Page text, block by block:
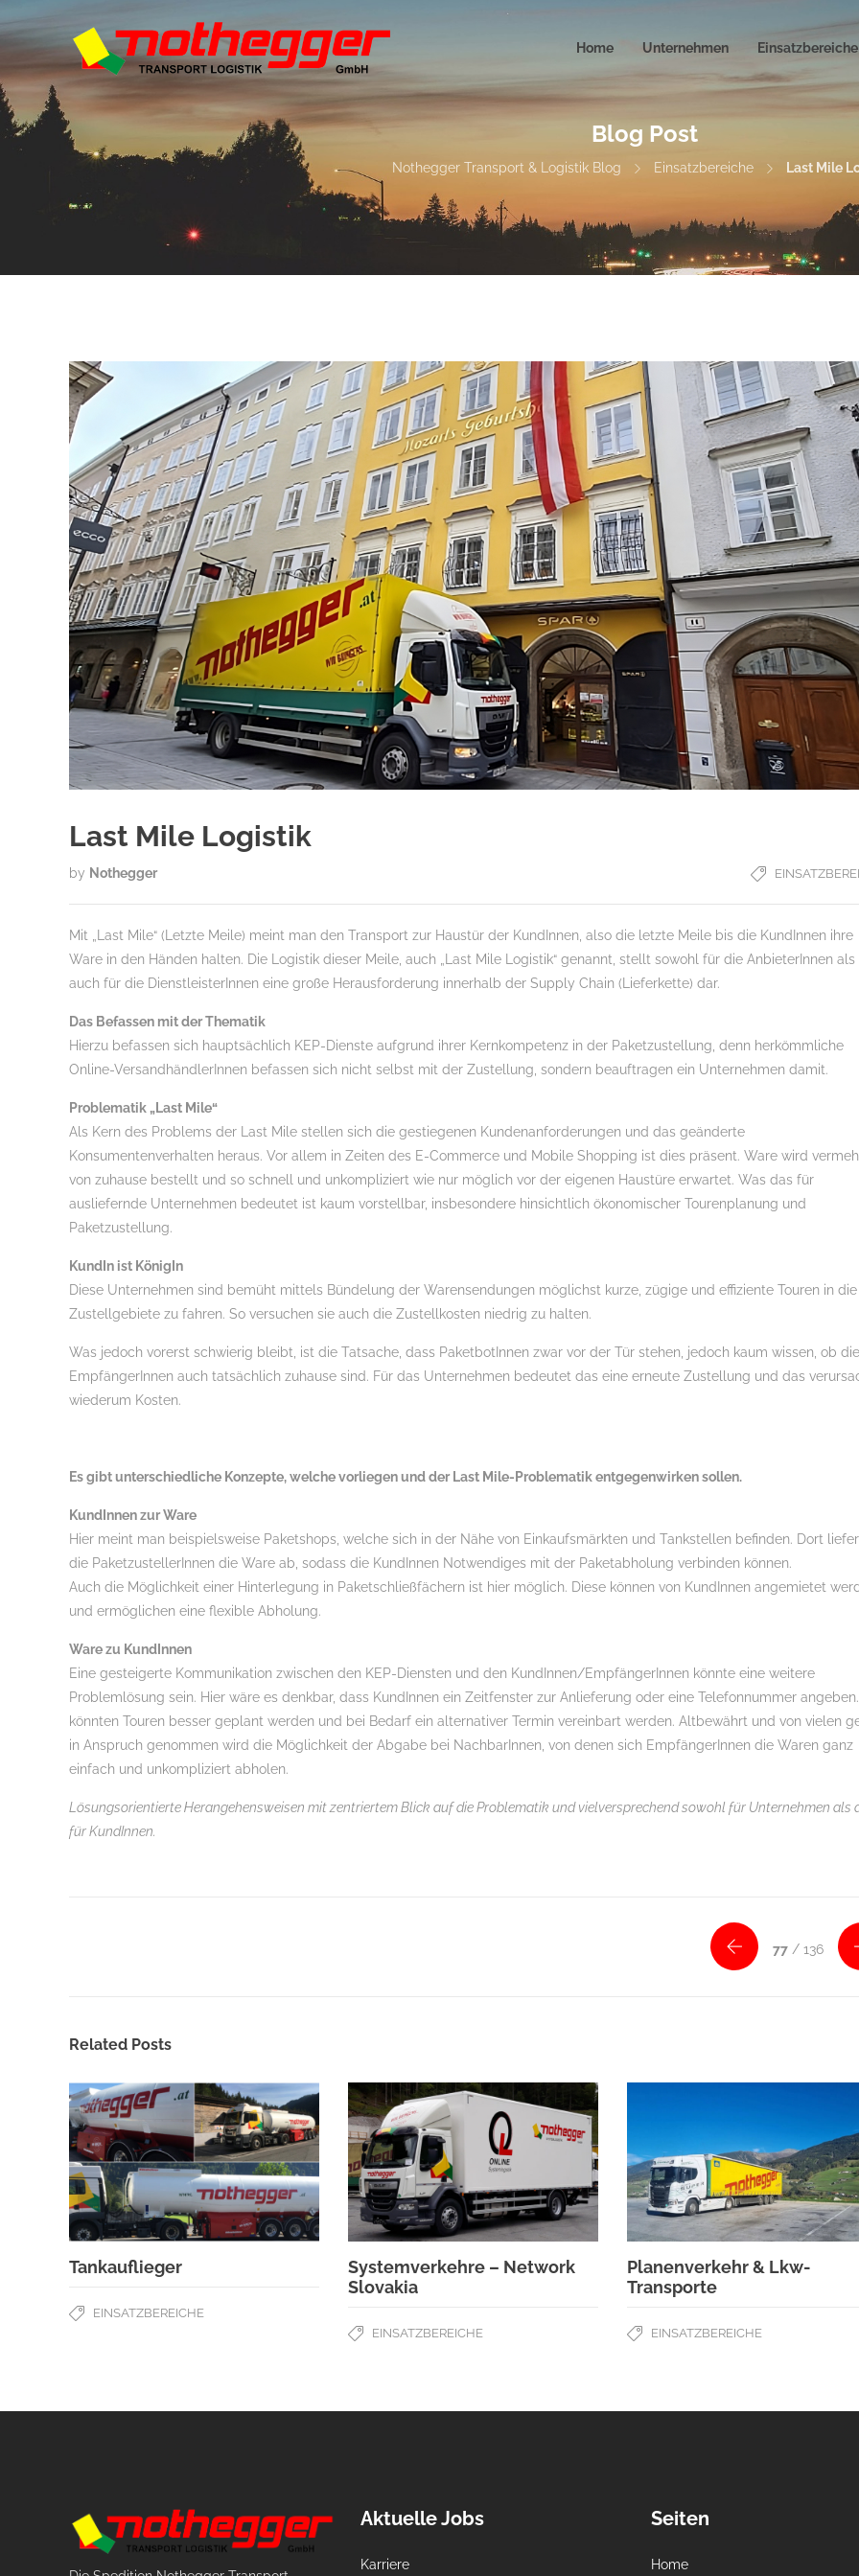
Home Unternehmen Einsatzbereiche
Blog Post
Nothegger Transport & Logistik Blog Einsatzbereiche Last Mile
Last Mile Logistik
by Nothegger
Mit „Last Mile“ (Letzte Meile) meint man den Transport zur Haustür der KundInnen, also die letzte Meile bis die KundInnen ihre
Ware in den Händen halten. Die Logistik dieser Meile, auch „Last Mile Logistik“ genannt, stellt sowohl für die AnbieterInnen als
auch für die DienstleisterInnen eine große Herausforderung innerhalb der Supply Chain (Lieferkette) dar.
Das Befassen mit der Thematik
Hierzu befassen sich hauptsächlich KEP-Dienste aufgrund ihrer Kernkompetenz in der Paketzustellung, denn herkömmliche
Online-VersandhändlerInnen befassen sich nicht selbst mit der Zustellung, sondern beauftragen ein Unternehmen damit.
Problematik „Last Mile“
Als Kern des Problems der Last Mile stellen sich die gestiegenen Kundenanforderungen und das geänderte
Konsumentenverhalten heraus. Vor allem in Zeiten des E-Commerce und Mobile Shopping ist dies präsent. Ware wird
von zuhause bestellt und so schnell und unkompliziert wie nur möglich vor der eigenen Haustüre erwartet. Was das für
ausliefernde Unternehmen bedeutet ist kaum vorstellbar, insbesondere hinsichtlich ökonomischer Tourenplanung und
Paketzustellung.
KundIn ist KönigIn
Diese Unternehmen sind bemüht mittels Bündelung der Warensendungen möglichst kurze, zügige und effiziente Touren in die
Zustellgebiete zu fahren. So versuchen sie auch die Zustellkosten niedrig zu halten.
Was jedoch vorerst schwierig bleibt, ist die Tatsache, dass PaketbotInnen zwar vor der Tür stehen, jedoch kaum wissen, ob die
EmpfängerInnen auch tatsächlich zuhause sind. Für das Unternehmen bedeutet das eine erneute Zustellung und das
wiederum Kosten.
Es gibt unterschiedliche Konzepte, welche vorliegen und der Last Mile-Problematik entgegenwirken sollen.
KundInnen zur Ware
Hier meint man beispielsweise Paketshops, welche sich in der Nähe von Einkaufsmärkten und Tankstellen befinden. Dort
die PaketzustellerInnen die Ware ab, sodass die KundInnen Notwendiges mit der Paketabholung verbinden können.
Auch die Möglichkeit einer Hinterlegung in Paketschließfächern ist hier möglich. Diese können von KundInnen angemietet
und ermöglichen eine flexible Abholung.
Ware zu KundInnen
Eine gesteigerte Kommunikation zwischen den KEP-Diensten und den KundInnen/EmpfängerInnen könnte eine weitere
Problemlösung sein. Hier wäre es denkbar, dass KundInnen ein Zeitfenster zur Anlieferung oder eine Telefonnummer
könnten Touren besser geplant werden und bei Bedarf ein alternativer Termin vereinbart werden. Altbewährt und von vielen
in Anspruch genommen wird die Möglichkeit der Abgabe bei NachbarInnen, von denen sich EmpfängerInnen die Waren ganz
einfach und unkompliziert abholen.
Lösungsorientierte Herangehensweisen mit zentriertem Blick auf die Problematik und vielversprechend sowohl für Unternehmen als
für KundInnen.
77 / 136
Related Posts
Tankauflieger
EINSATZBEREICHE
Systemverkehre – Network
Slovakia
EINSATZBEREICHE
Planenverkehr & Lkw-
Transporte
EINSATZBEREICHE
Aktuelle Jobs
Karriere
Seiten
Home